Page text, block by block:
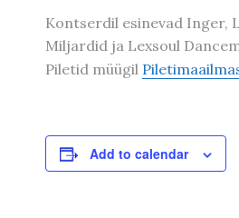
Kontserdil esinevad Inger,
Miljardid ja Lexsoul
Piletid müügil
Add to calendar